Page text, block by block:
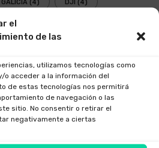
el
de las
utilizamos tecnologías como
o acceder a la información del
de estas tecnologías nos permitirá
de navegación o las
sitio. No consentir o retirar el
negativamente a ciertas
(4) DJI (4)
2017
ENAIRE
FOTOGRAFIAS DRONE(1)
GAFAS FPV(1)
GALICIA(3) GOGGLES(1)